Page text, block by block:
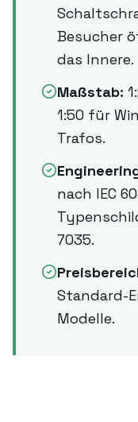
Besucher
das Innere.
Maßstab:
1:50 für
Trafos.
nach IEC
7035.
Standard-
Modelle.